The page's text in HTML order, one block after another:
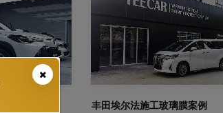
丰田埃尔法施工玻璃膜案例